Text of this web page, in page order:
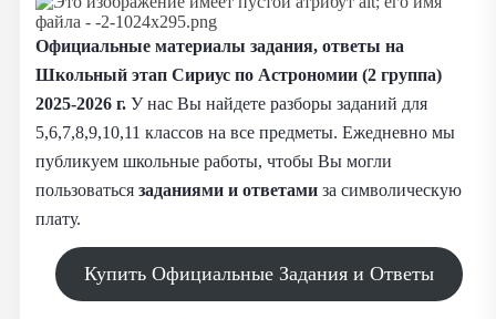
Официальные материалы задания, ответы на
Школьный этап Сириус по Астрономии (2 группа)
2025-2026 г. У нас Вы найдете разборы заданий для
5,6,7,8,9,10,11 классов на все предметы. Ежедневно мы
публикуем школьные работы, чтобы Вы могли
пользоваться заданиями и ответами за символическую
плату.
Купить Официальные Задания и Ответы